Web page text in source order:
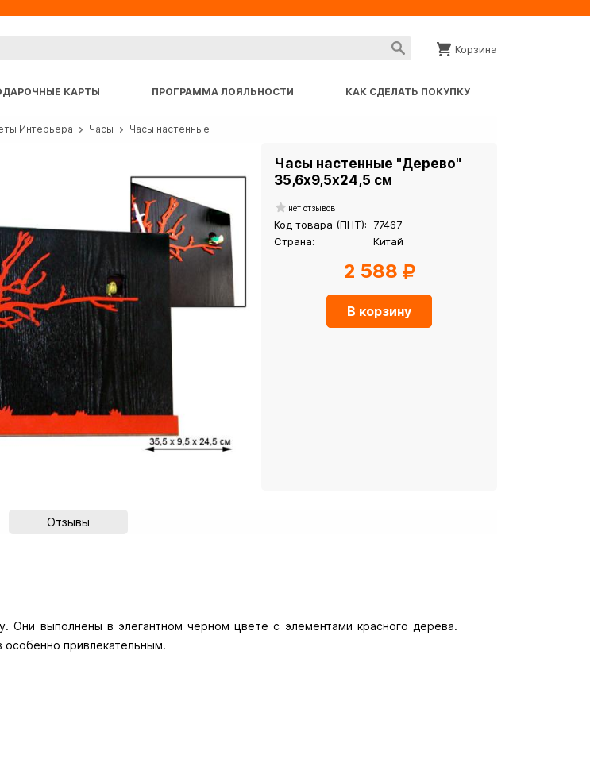
Корзина
КАРТЫ ПРОГРАММА ЛОЯЛЬНОСТИ КАК СДЕЛАТЬ ПОКУПКУ
Интерьера Часы Часы настенные
Часы настенные "Дерево"
35,6х9,5х24,5 см
нет отзывов
Код товара (ПНТ):
77467
Страна:
Китай
2 588
В корзину
Отзывы
выполнены в элегантном чёрном цвете с элементами красного дерева.
привлекательным.